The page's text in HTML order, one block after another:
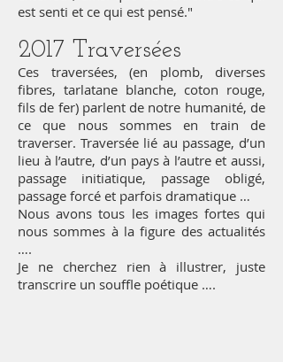
est senti et ce qui est pensé."
2017 Traversées
Ces traversées, (en plomb, diverses
fibres, tarlatane blanche, coton rouge,
fils de fer) parlent de notre humanité, de
ce que nous sommes en train de
traverser. Traversée lié au passage, d’un
lieu à l’autre, d’un pays à l’autre et aussi,
passage initiatique, passage obligé,
passage forcé et parfois dramatique …
Nous avons tous les images fortes qui
nous sommes à la figure des actualités
….
Je ne cherchez rien à illustrer, juste
transcrire un souffle poétique ….